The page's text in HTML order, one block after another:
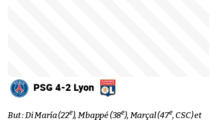
PSG 4-2 Lyon
But : Di María (22e), Mbappé (38e), Marçal (47e, CSC) et